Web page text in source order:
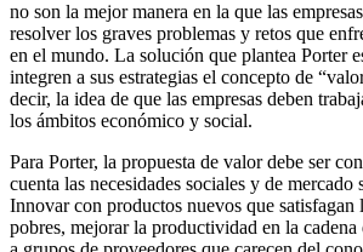
no son la mejor manera en la que las
resolver los graves problemas y retos que
en el mundo. La solución que plantea Porter
integren a sus estrategias el concepto de
decir, la idea de que las empresas deben
los ámbitos económico y social.
Para Porter, la propuesta de valor debe ser
cuenta las necesidades sociales y de mercado
Innovar con productos nuevos que satisfagan
pobres, mejorar la productividad en la